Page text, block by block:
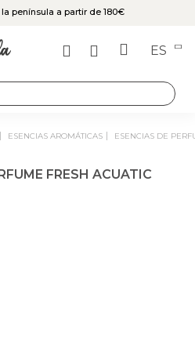
península a partir de 180€
ES
ESENCIAS AROMÁTICAS ESENCIAS DE